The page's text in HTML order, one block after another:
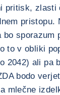
pritisk, zlasti
pristopu.
bo sporazum
to v obliki
2042) ali pa
bodo
mlečne